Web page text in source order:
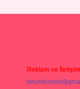
Reklam ve